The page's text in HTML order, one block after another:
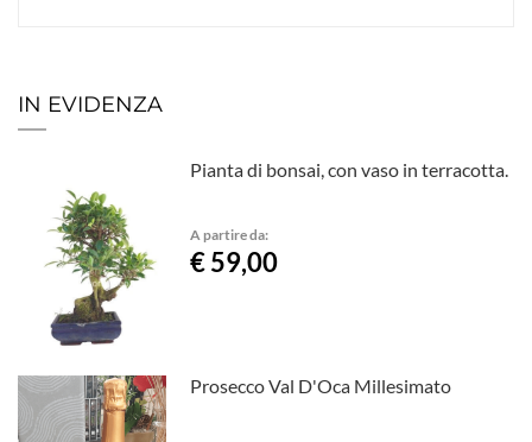
IN EVIDENZA
Pianta di bonsai, con vaso in terracotta.
A partire da:
€ 59,00
Prosecco Val D'Oca Millesimato